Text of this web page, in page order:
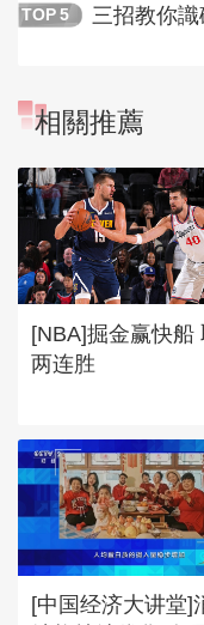
TOP 5 三招教你
相關推薦
[NBA]掘金赢快船
两连胜
[中国经济大讲堂]